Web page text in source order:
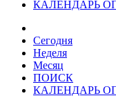
КАЛЕНДАРЬ
Сегодня
Неделя
Месяц
ПОИСК
КАЛЕНДАРЬ